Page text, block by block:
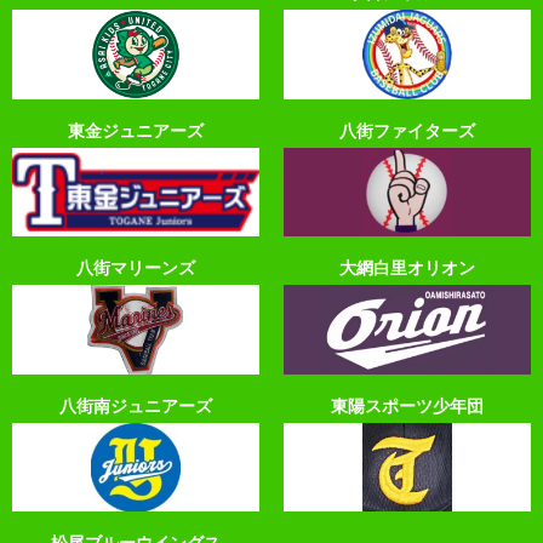
東金ジュニアーズ 八街ファイターズ
八街マリーンズ 大網白里オリオン
八街南ジュニアーズ 東陽スポーツ少年団